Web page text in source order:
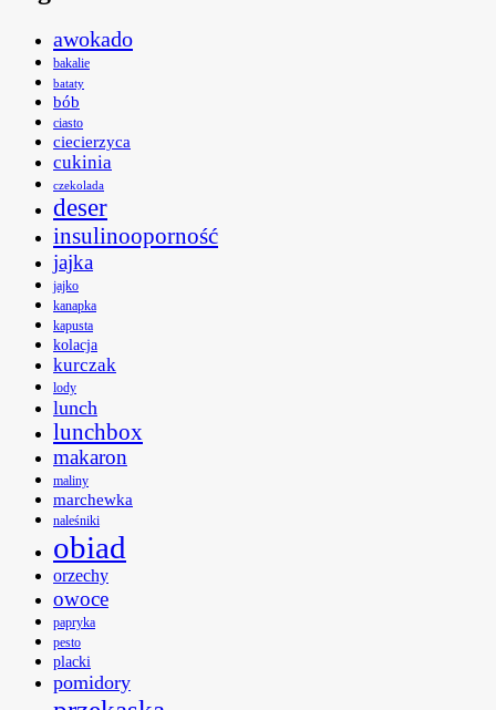
awokado
bakalie
bataty
bób
ciasto
ciecierzyca
cukinia
czekolada
deser
insulinooporność
jajka
jajko
kanapka
kapusta
kolacja
kurczak
lody
lunch
lunchbox
makaron
maliny
marchewka
naleśniki
obiad
orzechy
owoce
papryka
pesto
placki
pomidory